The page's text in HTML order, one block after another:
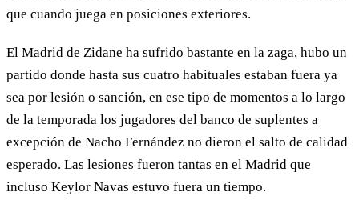
que cuando juega en posiciones exteriores.
El Madrid de Zidane ha sufrido bastante en la zaga, hubo un
partido donde hasta sus cuatro habituales estaban fuera ya
sea por lesión o sanción, en ese tipo de momentos a lo largo
de la temporada los jugadores del banco de suplentes a
excepción de Nacho Fernández no dieron el salto de calidad
esperado. Las lesiones fueron tantas en el Madrid que
incluso Keylor Navas estuvo fuera un tiempo.